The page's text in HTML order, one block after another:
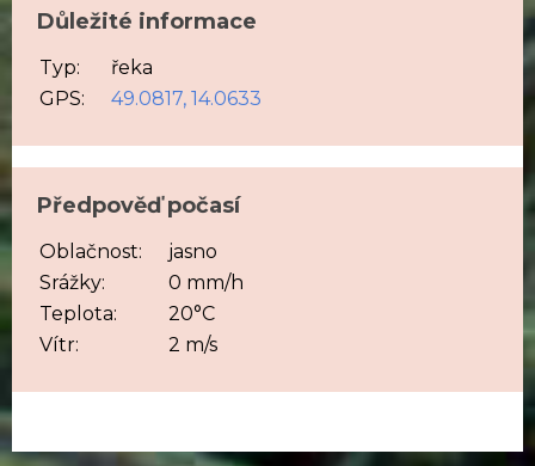
Důležité informace
Typ:
řeka
GPS:
49.0817, 14.0633
Předpověď počasí
Oblačnost:
jasno
Srážky:
0 mm/h
Teplota:
20°C
Vítr:
2 m/s